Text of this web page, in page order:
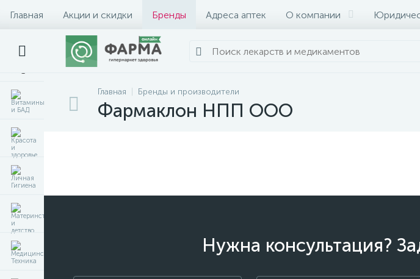
Главная Акции и скидки Бренды Адреса аптек О компании
Главная Бренды и производители
Фармаклон НПП ООО
Нужна консультация?